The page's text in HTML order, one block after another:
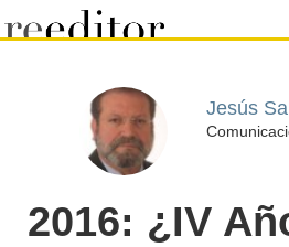
Jesús
2016: ¿IV